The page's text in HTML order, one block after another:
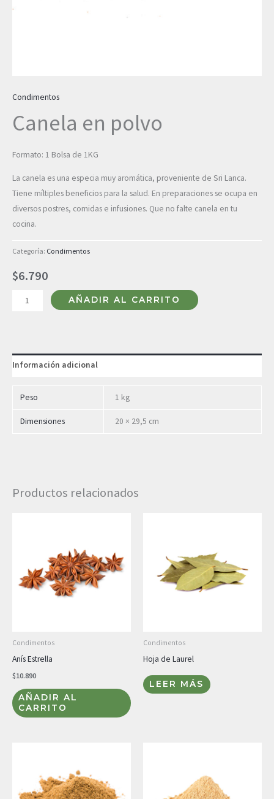
Condimentos
Canela en polvo
Formato: 1 Bolsa de 1KG
La canela es una especia muy aromática, proveniente de Sri Lanca.
Tiene míltiples beneficios para la salud. En preparaciones se ocupa en
diversos postres, comidas e infusiones. Que no falte canela en tu
cocina.
Categoría: Condimentos
$6.790
AÑADIR AL CARRITO
Información adicional
Peso 1 kg
Dimensiones 20 × 29,5 cm
Productos relacionados
Condimentos
Anís Estrella
$10.890
AÑADIR AL
CARRITO
Condimentos
Hoja de Laurel
LEER MÁS